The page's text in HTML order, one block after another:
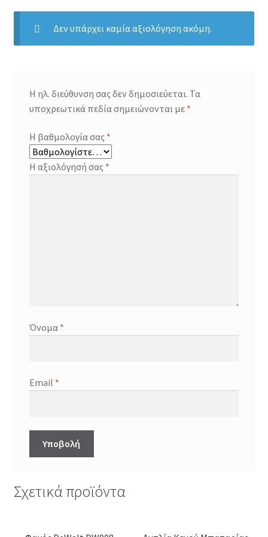
Δεν υπάρχει καμία αξιολόγηση ακόμη.
Η ηλ. διεύθυνση σας δεν δημοσιεύεται. Τα
υποχρεωτικά πεδία σημειώνονται με *
Η βαθμολογία σας *
Η αξιολόγησή σας *
Όνομα *
Email *
Σχετικά προϊόντα